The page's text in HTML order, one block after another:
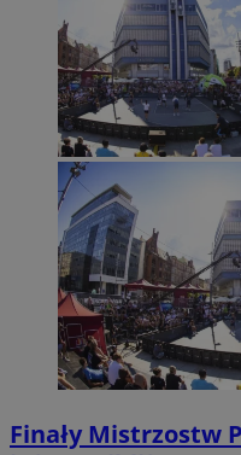
Finały Mistrzostw